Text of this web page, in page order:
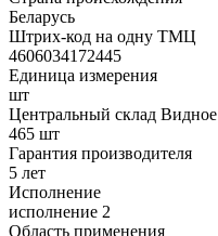
Беларусь
Штрих-код на одну ТМЦ
4606034172445
Единица измерения
шт
Центральный склад Видное
465 шт
Гарантия производителя
5 лет
Исполнение
исполнение 2
Область применения